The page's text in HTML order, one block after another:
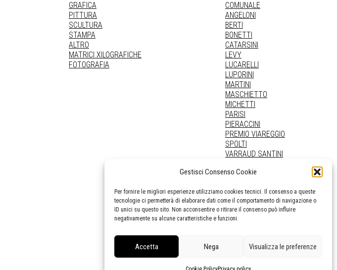
Gestisci Consenso Cookie
Per fornire le migliori esperienze utilizziamo cookies tecnici. Il consenso a queste
tecnologie ci permetterà di elaborare dati come il comportamento di navigazione o
ID unici su questo sito. Non acconsentire o ritirare il consenso può influire
negativamente su alcune caratteristiche e funzioni.
Accetta Nega Visualizza le preferenze
GRAFICA
PITTURA
SCULTURA
STAMPA
ALTRO
MATRICI XILOGRAFICHE
FOTOGRAFIA
COMUNALE
ANGELONI
BERTI
BONETTI
CATARSINI
LEVY
LUCARELLI
LUPORINI
MARTINI
MASCHIETTO
MICHETTI
PARISI
PIERACCINI
PREMIO VIAREGGIO
SPOLTI
VARRAUD SANTINI